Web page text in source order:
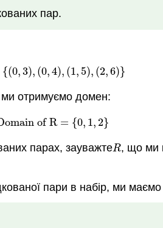
пар.
{(0,3), (0, 4), (1, 5), (2, 6)}
={(0,3), (0,4),( 1,5 ),(2,6) }
отримуємо домен:
of R = {0, 1, 2}
Domain of R= {0,1,2 }
парах, зауважтеR
R, що ми
пари в набір, ми